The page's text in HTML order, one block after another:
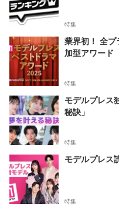
特集
業界初！ 全
加型アワード
特集
モデルプレス
秘訣」
特集
モデルプレス
特集